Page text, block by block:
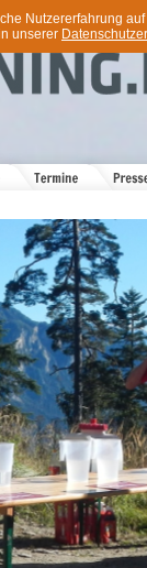
Nutzererfahrung
unserer